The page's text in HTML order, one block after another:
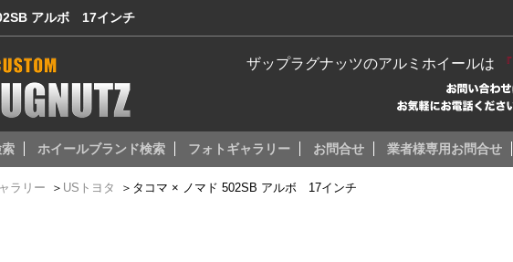
アルボ 17インチ
ザップラグナッツのアルミホイールは
ホイールブランド検索 フォトギャラリー お問合せ 業者様専用お問合せ
ラリー ＞ USトヨタ ＞ タコマ × ノマド 502SB アルボ 17インチ